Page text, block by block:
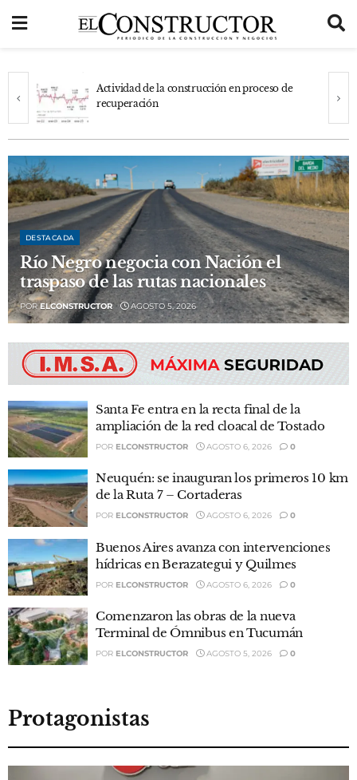
Actividad de la construcción en proceso de
recuperación
DESTACADA
Río Negro negocia con Nación el
traspaso de las rutas nacionales
POR ELCONSTRUCTOR AGOSTO 5, 2026
Santa Fe entra en la recta final de la
ampliación de la red cloacal de Tostado
POR ELCONSTRUCTOR AGOSTO 6, 2026 0
Neuquén: se inauguran los primeros 10 km
de la Ruta 7 – Cortaderas
POR ELCONSTRUCTOR AGOSTO 6, 2026 0
Buenos Aires avanza con intervenciones
hídricas en Berazategui y Quilmes
POR ELCONSTRUCTOR AGOSTO 6, 2026 0
Comenzaron las obras de la nueva
Terminal de Ómnibus en Tucumán
POR ELCONSTRUCTOR AGOSTO 5, 2026 0
Protagonistas